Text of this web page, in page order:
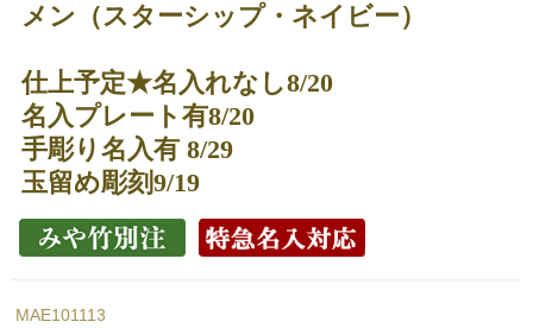
メン（スターシップ・ネイビー）
仕上予定★名入れなし8/20
名入プレート有8/20
手彫り名入有 8/29
玉留め彫刻9/19
MAE101113